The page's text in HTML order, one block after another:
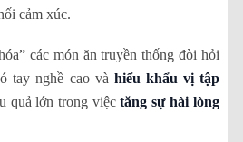
cảm xúc.
các món ăn truyền thống đòi hỏi
tay nghề cao và hiểu khẩu vị tập
quả lớn trong việctăng sự hài lòng